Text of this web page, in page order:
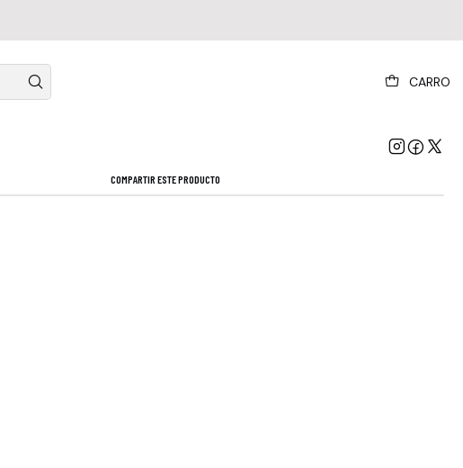
CARRO
Black Sabbath - Masters Of The Grave
COMPARTIR ESTE PRODUCTO